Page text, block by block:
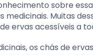
sobre
Muitas
ervas acessíveis a
os chás de